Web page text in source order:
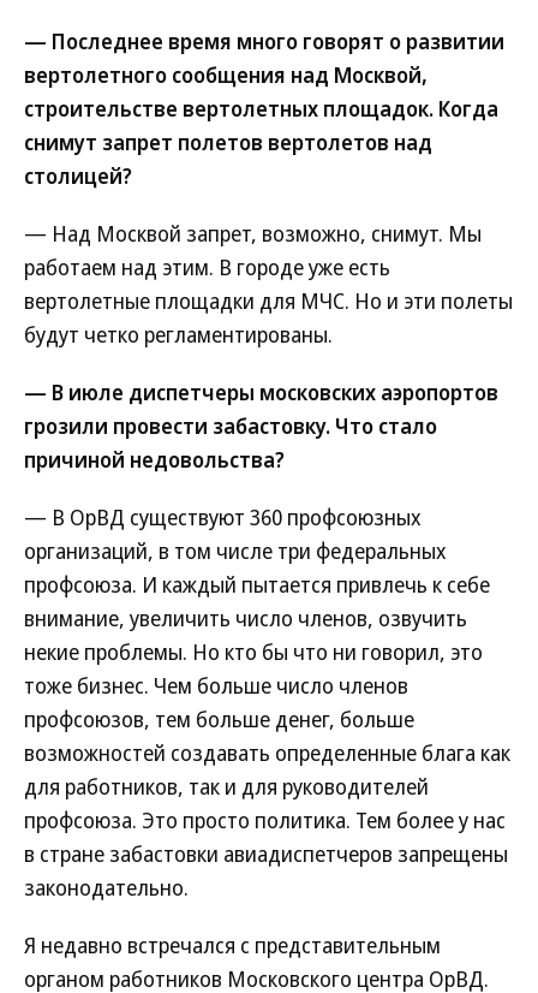
— Последнее время много говорят о развитии
вертолетного сообщения над Москвой,
строительстве вертолетных площадок. Когда
снимут запрет полетов вертолетов над
столицей?
— Над Москвой запрет, возможно, снимут. Мы
работаем над этим. В городе уже есть
вертолетные площадки для МЧС. Но и эти полеты
будут четко регламентированы.
— В июле диспетчеры московских аэропортов
грозили провести забастовку. Что стало
причиной недовольства?
— В ОрВД существуют 360 профсоюзных
организаций, в том числе три федеральных
профсоюза. И каждый пытается привлечь к себе
внимание, увеличить число членов, озвучить
некие проблемы. Но кто бы что ни говорил, это
тоже бизнес. Чем больше число членов
профсоюзов, тем больше денег, больше
возможностей создавать определенные блага как
для работников, так и для руководителей
профсоюза. Это просто политика. Тем более у нас
в стране забастовки авиадиспетчеров запрещены
законодательно.
Я недавно встречался с представительным
органом работников Московского центра ОрВД.